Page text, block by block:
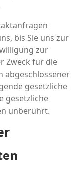
bis Sie uns zur
zur
Zweck für die
abgeschlossener
gesetzliche
gesetzliche
unberührt.